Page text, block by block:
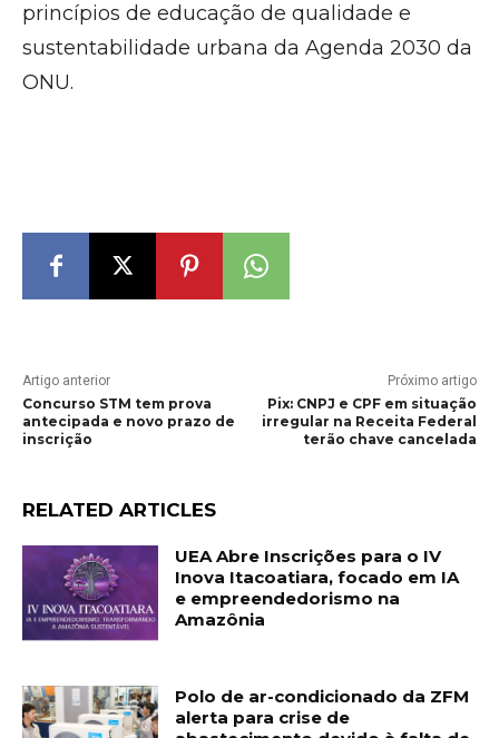
princípios de educação de qualidade e
sustentabilidade urbana da Agenda 2030 da
ONU.
Artigo anterior
Concurso STM tem prova
antecipada e novo prazo de
inscrição
Próximo artigo
Pix: CNPJ e CPF em situação
irregular na Receita Federal
terão chave cancelada
RELATED ARTICLES
UEA Abre Inscrições para o IV
Inova Itacoatiara, focado em IA
e empreendedorismo na
Amazônia
Polo de ar-condicionado da ZFM
alerta para crise de